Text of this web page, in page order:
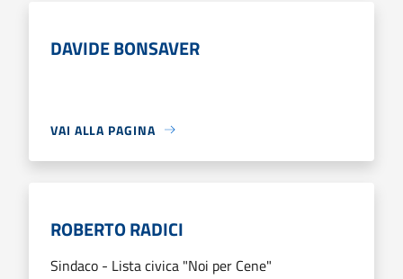
DAVIDE BONSAVER
VAI ALLA PAGINA
ROBERTO RADICI
Sindaco - Lista civica "Noi per Cene"